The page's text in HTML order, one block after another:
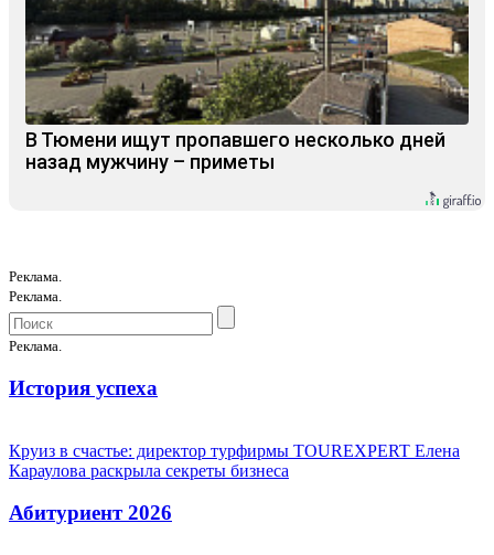
В Тюмени ищут пропавшего несколько дней
назад мужчину – приметы
Реклама.
Реклама.
Реклама.
История успеха
Круиз в счастье: директор турфирмы TOUREXPERT Елена
Караулова раскрыла секреты бизнеса
Абитуриент 2026